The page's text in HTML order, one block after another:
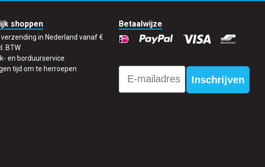
shoppen
verzending in Nederland vanaf €
BTW
en borduurservice
tijd om te herroepen
Betaalwijze
Email
Inschrijven